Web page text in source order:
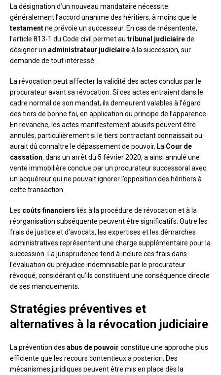
La désignation d’un nouveau mandataire nécessite
généralement l’accord unanime des héritiers, à moins que le
testamentne prévoie un successeur. En cas de mésentente,
l’article 813-1 du Code civil permet au tribunal judiciairede
désigner un administrateur judiciaireà la succession, sur
demande de tout intéressé.
La révocation peut affecter la validité des actes conclus par le
procurateur avant sa révocation. Si ces actes entraient dans le
cadre normal de son mandat, ils demeurent valables à l’égard
des tiers de bonne foi, en application du principe de l’apparence.
En revanche, les actes manifestement abusifs peuvent être
annulés, particulièrement si le tiers contractant connaissait ou
aurait dû connaître le dépassement de pouvoir. La Cour de
cassation, dans un arrêt du 5 février 2020, a ainsi annulé une
vente immobilière conclue par un procurateur successoral avec
un acquéreur qui ne pouvait ignorer l’opposition des héritiers à
cette transaction.
Les coûts financiers liés à la procédure de révocation et à la
réorganisation subséquente peuvent être significatifs. Outre les
frais de justice et d’avocats, les expertises et les démarches
administratives représentent une charge supplémentaire pour la
succession. La jurisprudence tend à inclure ces frais dans
l’évaluation du préjudice indemnisable par le procurateur
révoqué, considérant qu’ils constituent une conséquence directe
de ses manquements.
Stratégies préventives et
alternatives à la révocation judiciaire
La prévention des abus de pouvoir constitue une approche plus
efficiente que les recours contentieux a posteriori. Des
mécanismes juridiques peuvent être mis en place dès la